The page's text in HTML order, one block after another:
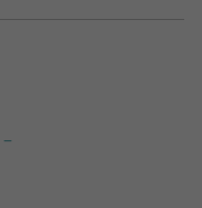
vereinfachen.